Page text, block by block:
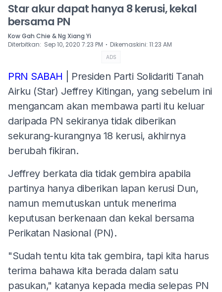
Star akur dapat hanya 8 kerusi, kekal
bersama PN
Kow Gah Chie & Ng Xiang Yi
Diterbitkan: Sep 10, 2020 7:23 PM ⋅ Dikemaskini: 11:23 AM
ADS
PRN SABAH | Presiden Parti Solidariti Tanah
Airku (Star) Jeffrey Kitingan, yang sebelum ini
mengancam akan membawa parti itu keluar
daripada PN sekiranya tidak diberikan
sekurang-kurangnya 18 kerusi, akhirnya
berubah fikiran.
Jeffrey berkata dia tidak gembira apabila
partinya hanya diberikan lapan kerusi Dun,
namun memutuskan untuk menerima
keputusan berkenaan dan kekal bersama
Perikatan Nasional (PN).
"Sudah tentu kita tak gembira, tapi kita harus
terima bahawa kita berada dalam satu
pasukan," katanya kepada media selepas PN